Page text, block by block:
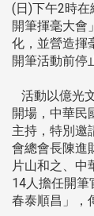
(日)下午2時
開筆揮毫大會
化，並營造揮
開筆活動前停
活動以億光
開場，中華民
主持，特別邀
會總會長陳進
片山和之、中
14人擔任開筆
春泰順昌」，